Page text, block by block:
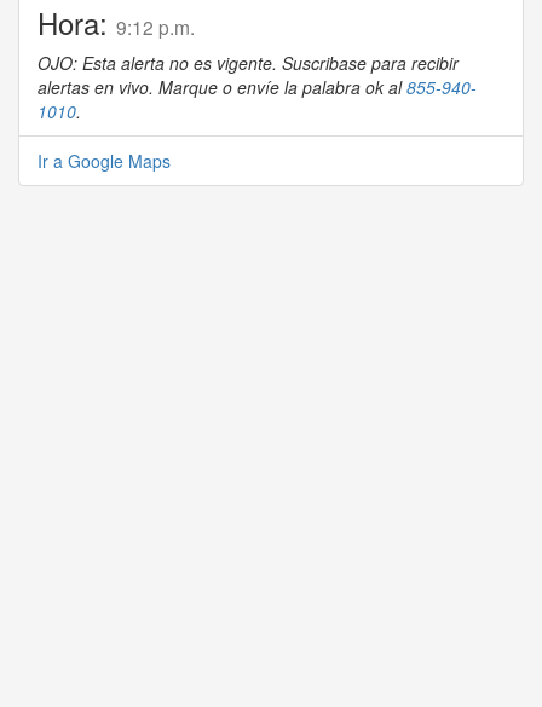
Hora: 9:12 p.m.
OJO: Esta alerta no es vigente. Suscribase para recibir
alertas en vivo. Marque o envíe la palabra ok al855-940-
1010.
Ir a Google Maps